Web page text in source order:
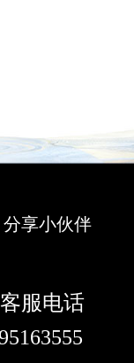
分享小伙伴
客服电话